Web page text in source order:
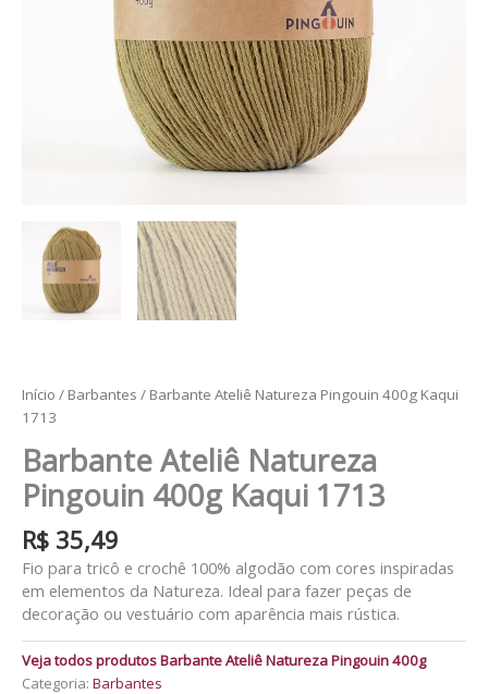
Início / Barbantes / Barbante Ateliê Natureza Pingouin 400g Kaqui
1713
Barbante Ateliê Natureza
Pingouin 400g Kaqui 1713
R$ 35,49
Fio para tricô e crochê 100% algodão com cores inspiradas
em elementos da Natureza. Ideal para fazer peças de
decoração ou vestuário com aparência mais rústica.
Veja todos produtos Barbante Ateliê Natureza Pingouin 400g
Categoria: Barbantes